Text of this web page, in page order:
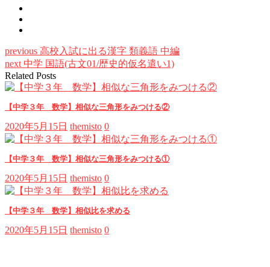
previous 高校入試に出る漢字 類義語 中編
next 中学 国語(古文01/歴史的仮名遣い1)
Related Posts
【中学３年 数学】相似な三角形をみつける②
2020年5月15日 themisto 0
【中学３年 数学】相似な三角形をみつける①
2020年5月15日 themisto 0
【中学３年 数学】相似比を求める
2020年5月15日 themisto 0